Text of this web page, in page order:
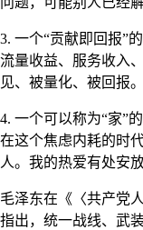
3. 一个“贡献即回报”
流量收益、服务收入
见、被量化、被回报
4. 一个可以称为“家”
在这个焦虑内耗的时
人。我的热爱有处安
毛泽东在《〈共产党
指出，统一战线、武